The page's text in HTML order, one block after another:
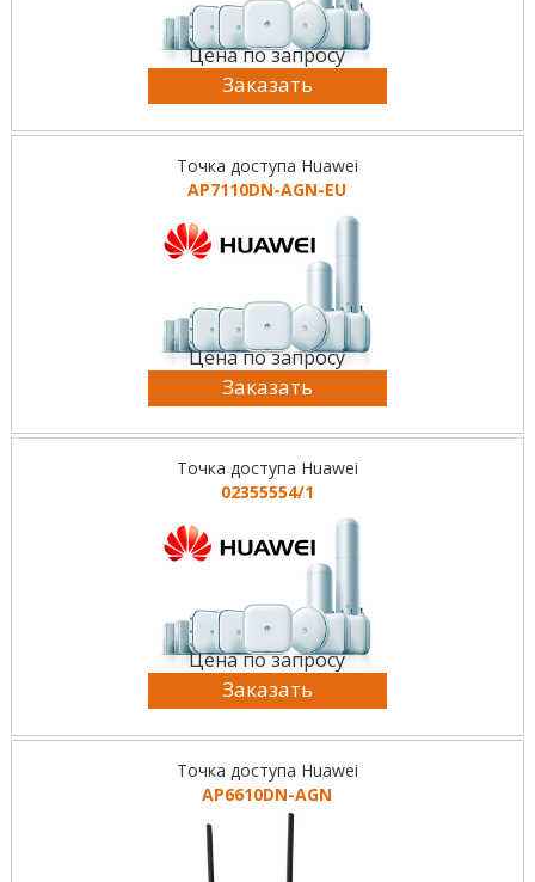
Цена по запросу
Заказать
Точка доступа Huawei
AP7110DN-AGN-EU
Цена по запросу
Заказать
Точка доступа Huawei
02355554/1
Цена по запросу
Заказать
Точка доступа Huawei
AP6610DN-AGN